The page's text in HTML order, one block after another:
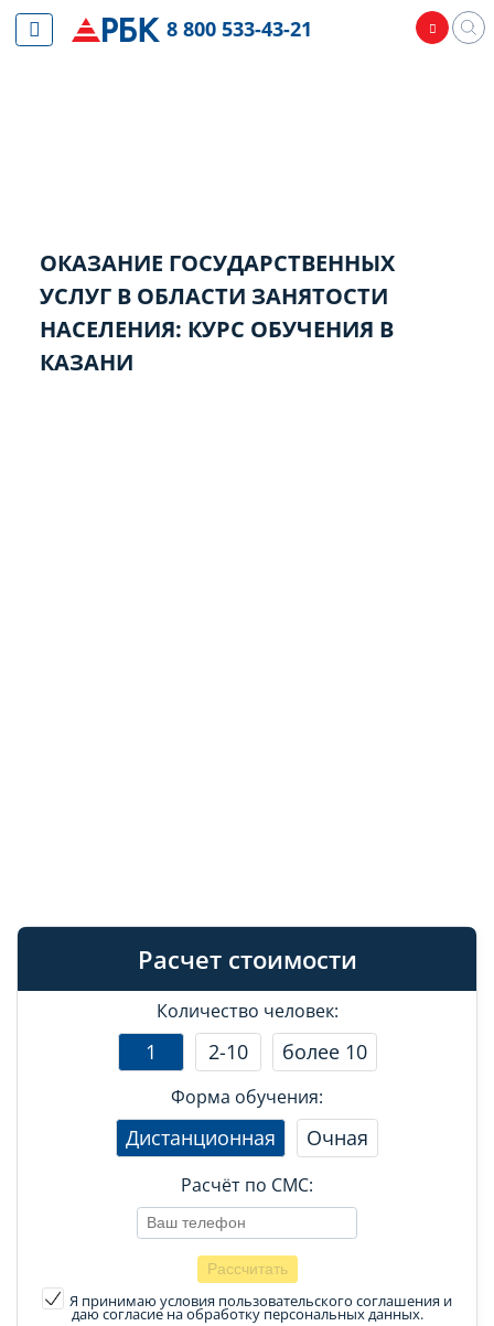
ОКАЗАНИЕ ГОСУДАРСТВЕННЫХ
УСЛУГ В ОБЛАСТИ ЗАНЯТОСТИ
НАСЕЛЕНИЯ: КУРС ОБУЧЕНИЯ В
КАЗАНИ
Расчет стоимости
Количество человек:
1 2-10 более 10
Форма обучения:
Дистанционная Очная
Расчёт по СМС:
Я принимаю условия пользовательского соглашения и
даю согласие на обработку персональных данных.
8 800 533-43-21